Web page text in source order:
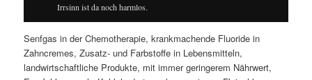
Irrsinn ist da noch harmlos.
Senfgas in der Chemotherapie, krankmachende Fluoride in
Zahncremes, Zusatz- und Farbstoffe in Lebensmitteln,
landwirtschaftliche Produkte, mit immer geringerem Nährwert,